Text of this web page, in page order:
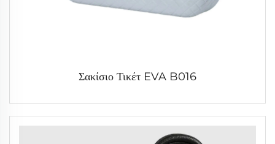
Σακίσιο Τικέτ EVA B016